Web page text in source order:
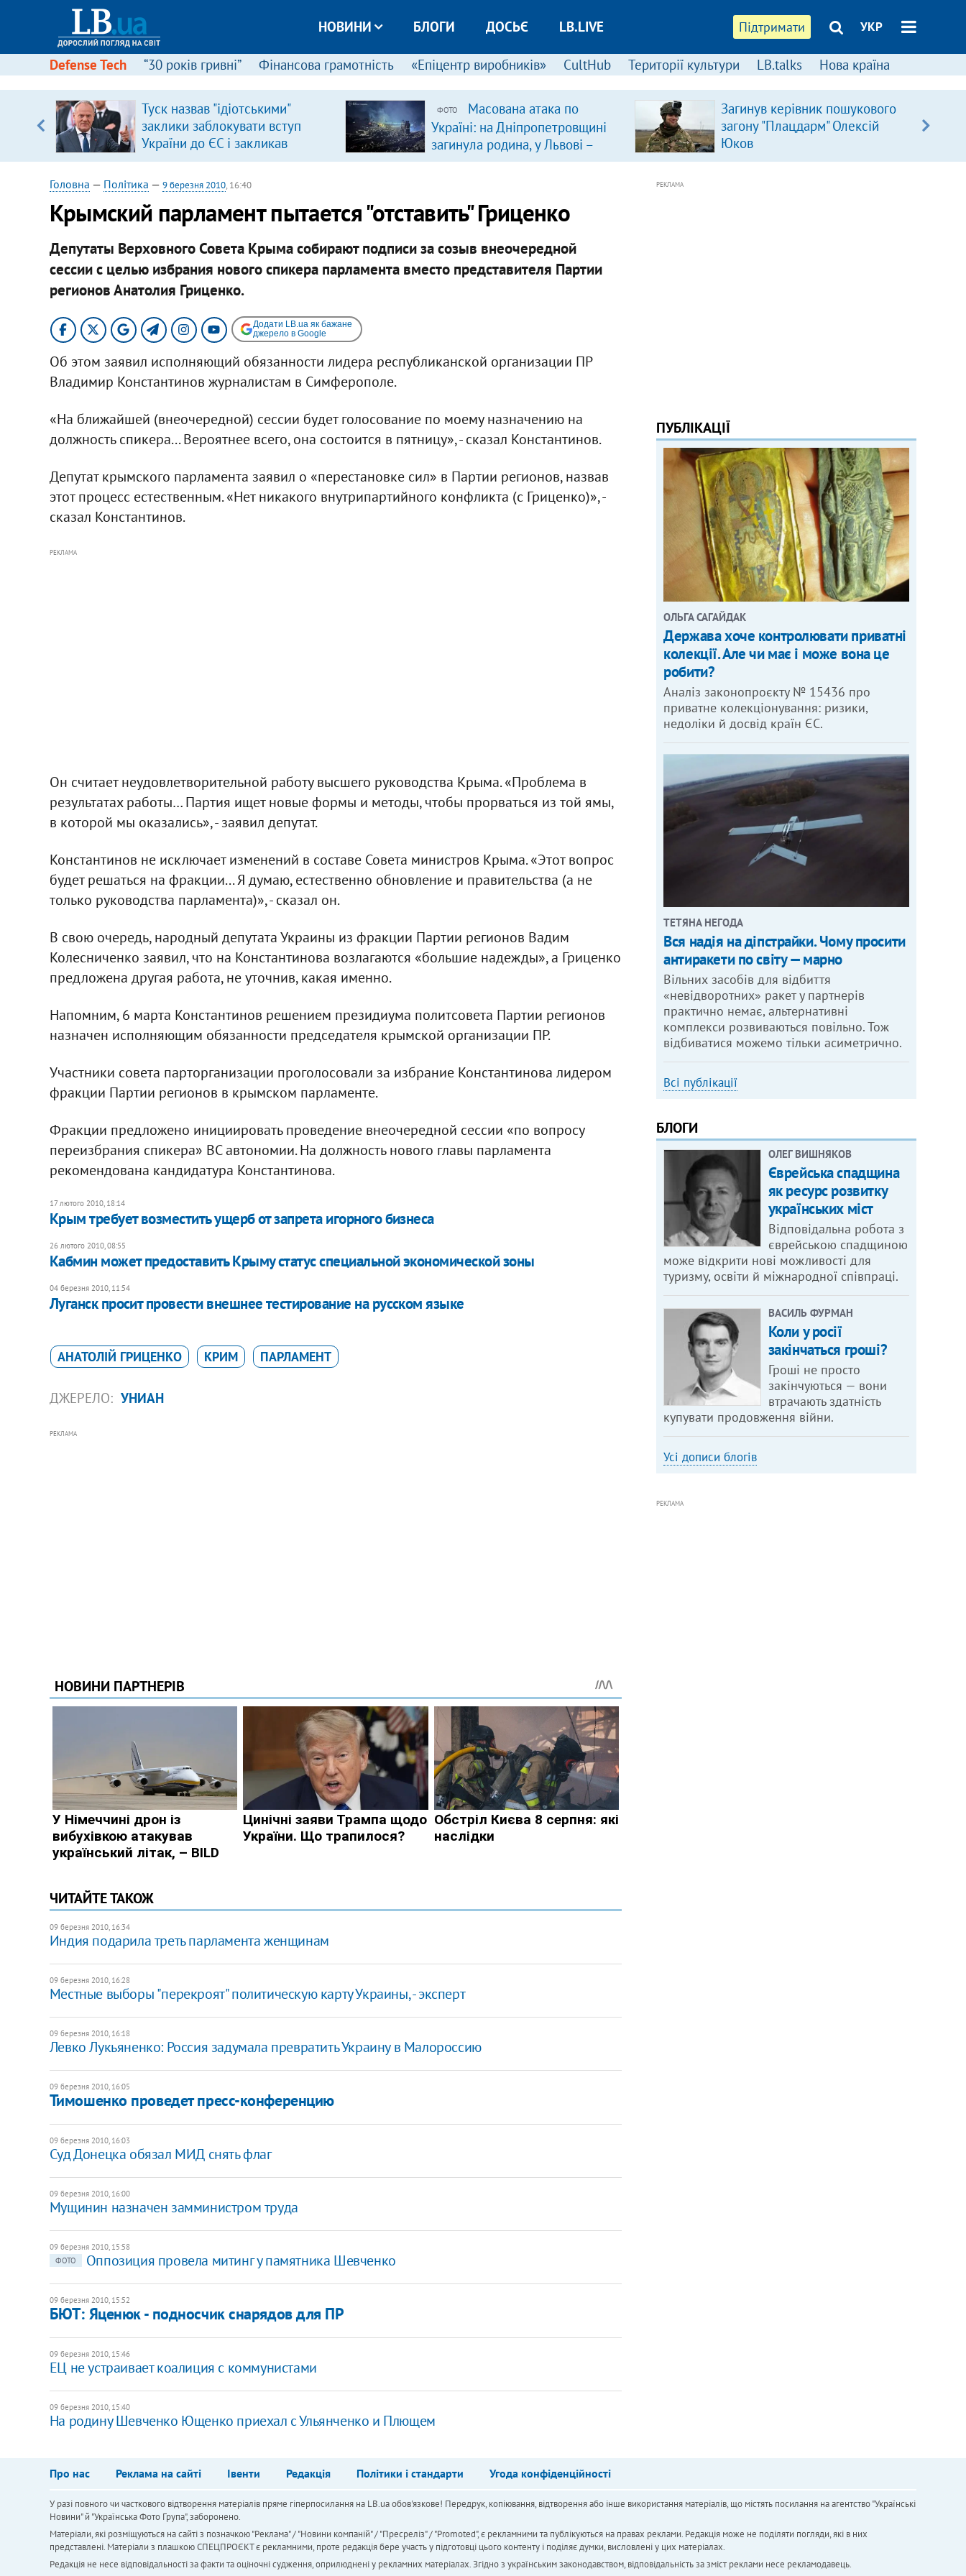
Підтримати УКР
НОВИНИ БЛОГИ ДОСЬЄ LB.LIVE
Defense Tech “30 років гривні” Фінансова грамотність «Епіцентр виробників» CultHub Території культури LB.talks Нова країна
Туск назвав "ідіотськими"
заклики заблокувати вступ
України до ЄС і закликав
припинити антиукраїнську
риторику
ФОТО
Масована атака по
Україні: на Дніпропетровщині
загинула родина, у Львові –
удар по багатоповерхівках
Загинув керівник пошукового
загону "Плацдарм" Олексій
Юков
Головна — Політика — 9 березня 2010, 16:40
Крымский парламент пытается "отставить" Гриценко
Депутаты Верховного Совета Крыма собирают подписи за созыв внеочередной
сессии с целью избрания нового спикера парламента вместо представителя Партии
регионов Анатолия Гриценко.
Додати LB.ua як бажане
джерело в Google
Об этом заявил исполняющий обязанности лидера республиканской организации ПР
Владимир Константинов журналистам в Симферополе.
«На ближайшей (внеочередной) сессии будет голосование по моему назначению на
должность спикера... Вероятнее всего, она состоится в пятницу», - сказал Константинов.
Депутат крымского парламента заявил о «перестановке сил» в Партии регионов, назвав
этот процесс естественным. «Нет никакого внутрипартийного конфликта (с Гриценко)», -
сказал Константинов.
РЕКЛАМА
Он считает неудовлетворительной работу высшего руководства Крыма. «Проблема в
результатах работы… Партия ищет новые формы и методы, чтобы прорваться из той ямы,
в которой мы оказались», - заявил депутат.
Константинов не исключает изменений в составе Совета министров Крыма. «Этот вопрос
будет решаться на фракции... Я думаю, естественно обновление и правительства (а не
только руководства парламента)», - сказал он.
В свою очередь, народный депутата Украины из фракции Партии регионов Вадим
Колесниченко заявил, что на Константинова возлагаются «большие надежды», а Гриценко
предложена другая работа, не уточнив, какая именно.
Напомним, 6 марта Константинов решением президиума политсовета Партии регионов
назначен исполняющим обязанности председателя крымской организации ПР.
Участники совета парторганизации проголосовали за избрание Константинова лидером
фракции Партии регионов в крымском парламенте.
Фракции предложено инициировать проведение внеочередной сессии «по вопросу
переизбрания спикера» ВС автономии. На должность нового главы парламента
рекомендована кандидатура Константинова.
17 лютого 2010, 18:14
Крым требует возместить ущерб от запрета игорного бизнеса
26 лютого 2010, 08:55
Кабмин может предоставить Крыму статус специальной экономической зоны
04 березня 2010, 11:54
Луганск просит провести внешнее тестирование на русском языке
АНАТОЛІЙ ГРИЦЕНКО КРИМ ПАРЛАМЕНТ
ДЖЕРЕЛО: УНИАН
РЕКЛАМА
ЧИТАЙТЕ ТАКОЖ
09 березня 2010, 16:34
Индия подарила треть парламента женщинам
09 березня 2010, 16:28
Местные выборы "перекроят" политическую карту Украины, - эксперт
09 березня 2010, 16:18
Левко Лукьяненко: Россия задумала превратить Украину в Малороссию
09 березня 2010, 16:05
Тимошенко проведет пресс-конференцию
09 березня 2010, 16:03
Суд Донецка обязал МИД снять флаг
09 березня 2010, 16:00
Мущинин назначен замминистром труда
09 березня 2010, 15:58
ФОТО
Оппозиция провела митинг у памятника Шевченко
09 березня 2010, 15:52
БЮТ: Яценюк - подносчик снарядов для ПР
09 березня 2010, 15:46
ЕЦ не устраивает коалиция с коммунистами
09 березня 2010, 15:40
На родину Шевченко Ющенко приехал с Ульянченко и Плющем
РЕКЛАМА
ПУБЛІКАЦІЇ
ОЛЬГА САГАЙДАК
Держава хоче контролювати приватні
колекції. Але чи має і може вона це
робити?
Аналіз законопроєкту № 15436 про
приватне колекціонування: ризики,
недоліки й досвід країн ЄС.
ТЕТЯНА НЕГОДА
Вся надія на діпстрайки. Чому просити
антиракети по світу — марно
Вільних засобів для відбиття
«невідворотних» ракет у партнерів
практично немає, альтернативні
комплекси розвиваються повільно. Тож
відбиватися можемо тільки асиметрично.
Всі публікації
БЛОГИ
ОЛЕГ ВИШНЯКОВ
Єврейська спадщина
як ресурс розвитку
українських міст
Відповідальна робота з
єврейською спадщиною
може відкрити нові можливості для
туризму, освіти й міжнародної співпраці.
ВАСИЛЬ ФУРМАН
Коли у росії
закінчаться гроші?
Гроші не просто
закінчуються — вони
втрачають здатність
купувати продовження війни.
Усі дописи блогів
РЕКЛАМА
Про нас Реклама на сайті Івенти Редакція Політики і стандарти Угода конфіденційності
У разі повного чи часткового відтворення матеріалів пряме гіперпосилання на LB.ua обов'язкове! Передрук, копіювання, відтворення або інше використання матеріалів, що містять посилання на агентство "Українськi
Новини" й "Українська Фото Група", заборонено.
Матеріали, які розміщуються на сайті з позначкою "Реклама" / "Новини компаній" / "Пресреліз" / "Promoted", є рекламними та публікуються на правах реклами. Редакція може не поділяти погляди, які в них
представлені. Матеріали з плашкою СПЕЦПРОЄКТ є рекламними, проте редакція бере участь у підготовці цього контенту і поділяє думки, висловлені у цих матеріалах.
Редакція не несе відповідальності за факти та оціночні судження, оприлюднені у рекламних матеріалах. Згідно з українським законодавством, відповідальність за зміст реклами несе рекламодавець.